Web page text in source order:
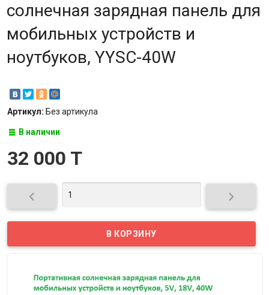
солнечная зарядная панель для
мобильных устройств и
ноутбуков, YYSC-40W
Артикул: Без артикула
В наличии
32 000 T
 